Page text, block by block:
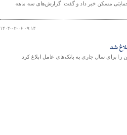
حمایتی مسکن خبر داد و گفت: گزارش‌های سه ماهه
۱۴۰۴-۰۲-۰۶ ۰۹:۱۴
برای سال جاری به بانک‌های عامل ابلاغ کرد.